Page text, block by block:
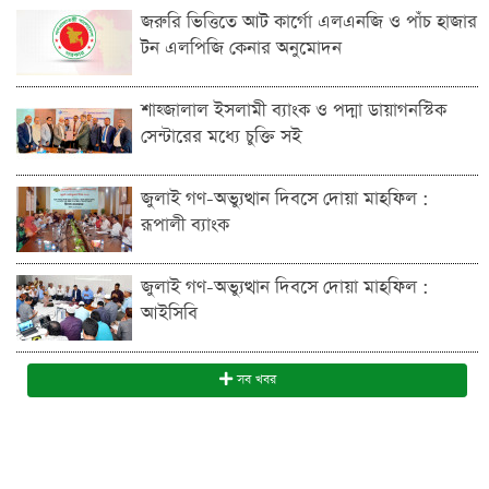
জরুরি ভিত্তিতে আট কার্গো এলএনজি ও পাঁচ হাজার
টন এলপিজি কেনার অনুমোদন
শাহ্জালাল ইসলামী ব্যাংক ও পদ্মা ডায়াগনস্টিক
সেন্টারের মধ্যে চুক্তি সই
জুলাই গণ-অভ্যুত্থান দিবসে দোয়া মাহফিল :
রূপালী ব্যাংক
জুলাই গণ-অভ্যুত্থান দিবসে দোয়া মাহফিল :
আইসিবি
সব খবর